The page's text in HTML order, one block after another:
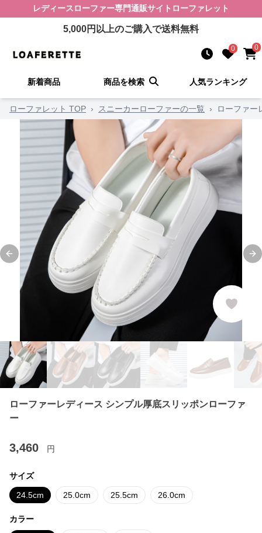
レディースローファー専門通販サイト ローファレット
5,000円以上のご購入で送料無料
0 0
新着商品 商品を検索 人気ランキング
ローファレット TOP › スニーカーローファーの一覧 › ローファー
Previous slide
ローファーレディース シンプル厚底スリッポンローファ
ー
3,460 円
サイズ
24.5cm 25.0cm 25.5cm 26.0cm
カラー